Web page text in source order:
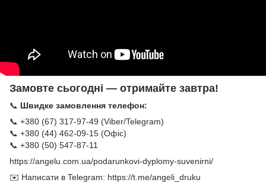
Замовте сьогодні — отримайте завтра!
📞 Швидке замовлення телефон:
📞 +380 (67) 317-97-49 (Viber/Telegram)
📞 +380 (44) 462-09-15 (Офіс)
📞 +380 (50) 547-87-11
https://angelu.com.ua/podarunkovi-dyplomy-suvenirni/
✉️ Написати в Telegram: https://t.me/angeli_druku